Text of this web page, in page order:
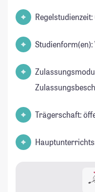
Trägerschaft: